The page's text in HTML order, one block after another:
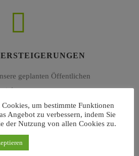
geplanten Öffentlichen
gefunden, die Ihrer
Cookies, um bestimmte Funktionen
Angebot zu verbessern, indem Sie
der Nutzung von allen Cookies zu.